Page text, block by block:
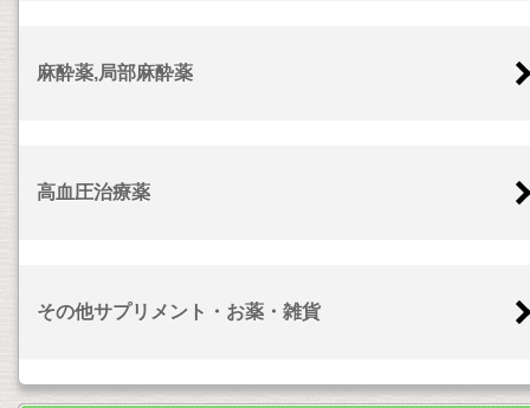
麻酔薬,局部麻酔薬
高血圧治療薬
その他サプリメント・お薬・雑貨